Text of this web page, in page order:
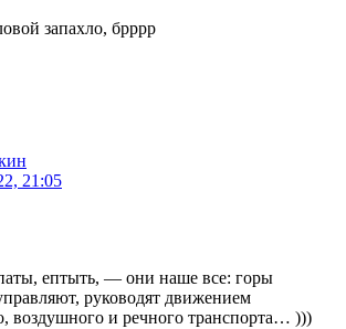
запахло, брррр
21:05
ептыть, — они наше все: горы
руководят движением
воздушного и речного транспорта… )))